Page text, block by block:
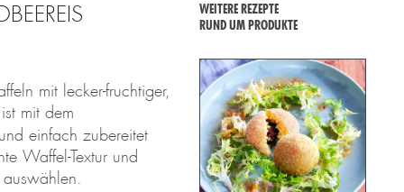
mit lecker-fruchtiger,
mit dem
einfach zubereitet
Waffel-Textur und
WEITERE REZEPTE
RUND UM PRODUKTE